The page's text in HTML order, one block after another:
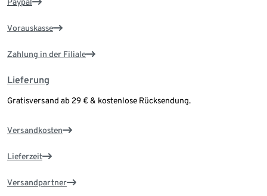
Paypal
Vorauskasse
Zahlung in der Filiale
Lieferung
Gratisversand ab 29 € & kostenlose Rücksendung.
Versandkosten
Lieferzeit
Versandpartner